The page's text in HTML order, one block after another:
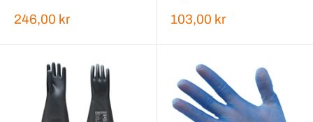
Salgspris
246,00 kr Salgspris
103,00 kr